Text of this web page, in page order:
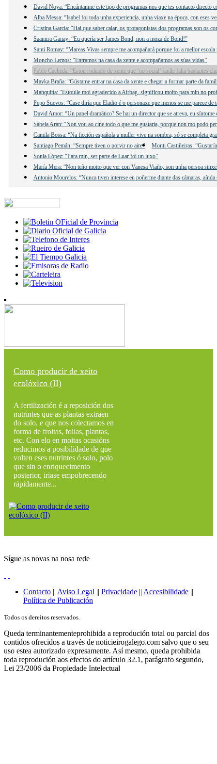
David Noya: “Encántanme este tipo de programas nos que tes contacto directo
Alba Messa: “Isabel foi toda unha experiencia, unha viaxe na época, con eses
Cristina García: “Hai que saber calar, os protagonistas dos programas son os
Saamira Ganay: “Eu quería ser James Bond, non a moza de Bond!”
Santi Romay: “Mareas Vivas sempre me acompañará porque foi a mellor escola
Moncho Lemos: “Entramos na casa da xente e acompañamos as súas vidas”
Pablo Cacheda: “Estou rodeado de xente que ‘no social’ fanlle falta bastantes
Mayka Braña: “Gústame entrar na casa da xente e chegar a formar parte da
Manquiña: “Estoulle moi agradecido a Airbag, significou moito para min no
Pepo Suevos: “Case diría que Eladio é o personaxe que menos se me parece
David Amor: “Un papel dramático? Se hai un director que se atreva, eu síntome
Sabela Arán: “Non vou ao cine todo o que me gustaría, porque non mo podo
Camila Bossa: “Na ficción española a muller vive na sombra, só se completa
Santiago Pemán: “Sempre tiven o porvir no aire”
Monti Castiñeiras:
Sonia López: “Para min, ser parte de Luar foi un luxo”
María Mera: “Non teño moito que ver con Vanesa Viaño, son unha persoa
Antonio Mourelos: “Nunca tiven interese en poñerme diante das cámaras, aínda
Como producir de xeito
ecolóxico (II)
A fertilización é a reposición dos
nutrintes que as plantas extraen
do solo, e que nos colectamos en
forma de froitas, follas, plantas,
etc. Con elo en moitas ocasións
reducimos a posibilidade de que
volten eses nutrintes ó solo, polo
que sin o enriquecimento
posterior, iriase empobrecendo
rápidamente...
Sígue as novas na nosa rede
Contacto || Aviso Legal || Privacidade || Accesibilidade ||
Política de Publicación
Todos os dereitos reservados.
Queda terminantementeprohibida a reprodución total ou parcial dos
contidos ofrecidos a través de noticieirogalego.com salvo que o seu
uso estea autorizado expresamente. Así mesmo, queda prohibida
toda reprodución aos efectos do artículo 32.1, parágrafo segundo,
Lei 23/2006 da Propiedade Intelectual